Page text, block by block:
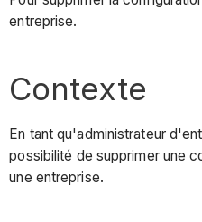
entreprise.
Contexte
En tant qu'administrateur
possibilité de supprimer une
une entreprise.